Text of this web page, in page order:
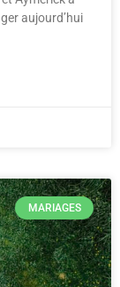
aujourd’hui
MARIAGES